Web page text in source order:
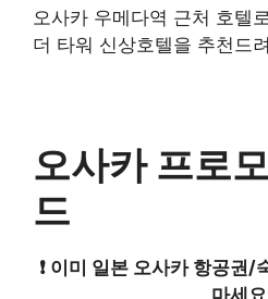
오사카 우메다역 근처 호텔
더 타워 신상호텔을 추천드
오사카 프로
드
❗️ 이미 일본 오사카 항공권